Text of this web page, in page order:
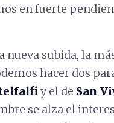
en fuerte
subida, la
hacer dos
y el de San
se alza el